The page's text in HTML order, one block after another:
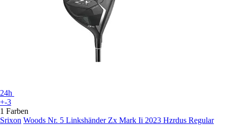
24h
+-3
1 Farben
Srixon Woods Nr. 5 Linkshänder Zx Mark Ii 2023 Hzrdus Regular